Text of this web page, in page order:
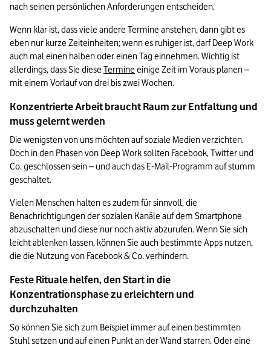
nach seinen persönlichen Anforderungen entscheiden.
Wenn klar ist, dass viele andere Termine anstehen, dann gibt es
eben nur kurze Zeiteinheiten; wenn es ruhiger ist, darf Deep Work
auch mal einen halben oder einen Tag einnehmen. Wichtig ist
allerdings, dass Sie diese Termine einige Zeit im Voraus planen –
mit einem Vorlauf von drei bis zwei Wochen.
Konzentrierte Arbeit braucht Raum zur Entfaltung und
muss gelernt werden
Die wenigsten von uns möchten auf soziale Medien verzichten.
Doch in den Phasen von Deep Work sollten Facebook, Twitter und
Co. geschlossen sein – und auch das E-Mail-Programm auf stumm
geschaltet.
Vielen Menschen halten es zudem für sinnvoll, die
Benachrichtigungen der sozialen Kanäle auf dem Smartphone
abzuschalten und diese nur noch aktiv abzurufen. Wenn Sie sich
leicht ablenken lassen, können Sie auch bestimmte Apps nutzen,
die die Nutzung von Facebook & Co. verhindern.
Feste Rituale helfen, den Start in die
Konzentrationsphase zu erleichtern und
durchzuhalten
So können Sie sich zum Beispiel immer auf einen bestimmten
Stuhl setzen und auf einen Punkt an der Wand starren. Oder eine